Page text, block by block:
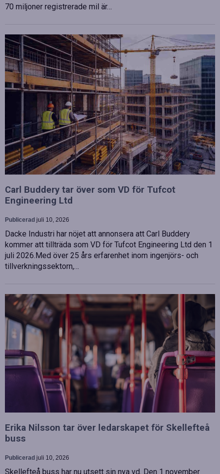
70 miljoner registrerade mil är…
Carl Buddery tar över som VD för Tufcot
Engineering Ltd
Publicerad juli 10, 2026
Dacke Industri har nöjet att annonsera att Carl Buddery
kommer att tillträda som VD för Tufcot Engineering Ltd den 1
juli 2026.Med över 25 års erfarenhet inom ingenjörs- och
tillverkningssektorn,…
Erika Nilsson tar över ledarskapet för Skellefteå
buss
Publicerad juli 10, 2026
Skellefteå buss har nu utsett sin nya vd. Den 1 november